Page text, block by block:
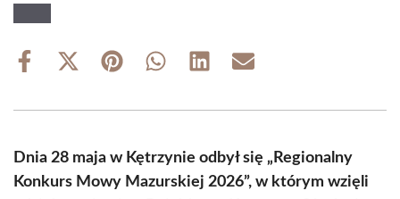
Share
Share
(Twitter)
Share Share Share Share
Dnia 28 maja w Kętrzynie odbył się „Regionalny
Konkurs Mowy Mazurskiej 2026”, w którym wzięli